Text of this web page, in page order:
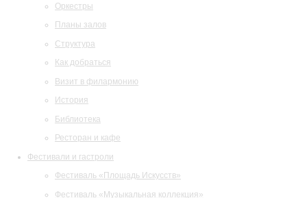
Оркестры
Планы залов
Структура
Как добраться
Визит в филармонию
История
Библиотека
Ресторан и кафе
Фестивали и гастроли
Фестиваль «Площадь Искусств»
Фестиваль «Музыкальная коллекция»